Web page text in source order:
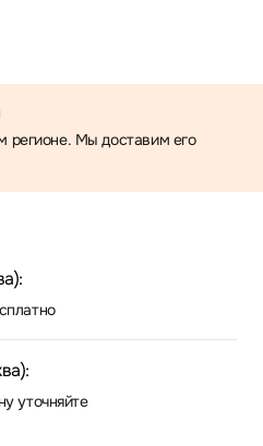
регионе. Мы доставим его
уточняйте